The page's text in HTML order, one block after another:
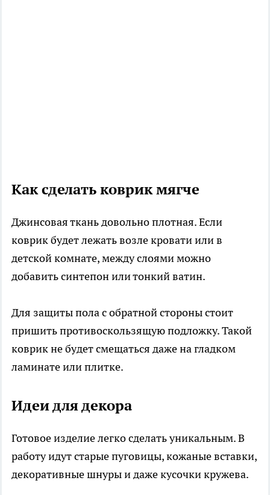
Как сделать коврик мягче
Джинсовая ткань довольно плотная. Если
коврик будет лежать возле кровати или в
детской комнате, между слоями можно
добавить синтепон или тонкий ватин.
Для защиты пола с обратной стороны стоит
пришить противоскользящую подложку. Такой
коврик не будет смещаться даже на гладком
ламинате или плитке.
Идеи для декора
Готовое изделие легко сделать уникальным. В
работу идут старые пуговицы, кожаные вставки,
декоративные шнуры и даже кусочки кружева.